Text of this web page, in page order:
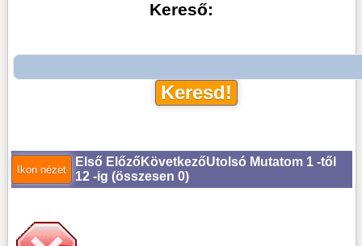
Kereső:
Első Előző KövetkezőUtolsó Mutatom 1 -től
12 -ig (összesen 0)